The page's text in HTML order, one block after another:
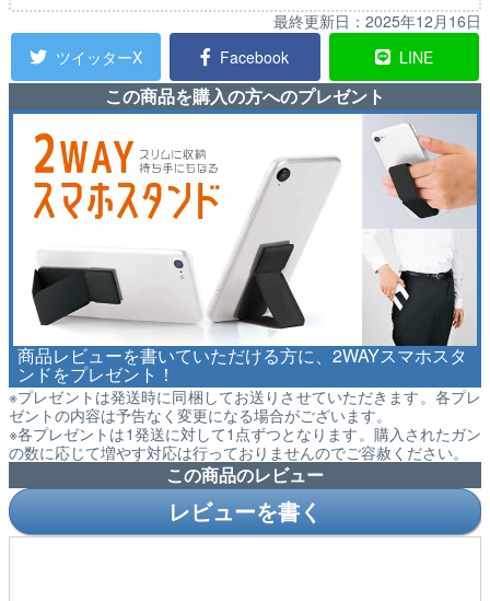
最終更新日： 2025年12月16日
ツイッターX
Facebook LINE
この商品を購入の方へのプレゼント
商品レビューを書いていただける方に、2WAYスマホスタ
ンドをプレゼント！
※プレゼントは発送時に同梱してお送りさせていただきます。各プレ
ゼントの内容は予告なく変更になる場合がございます。
※各プレゼントは1発送に対して1点ずつとなります。購入されたガン
の数に応じて増やす対応は行っておりませんのでご容赦ください。
この商品のレビュー
レビューを書く